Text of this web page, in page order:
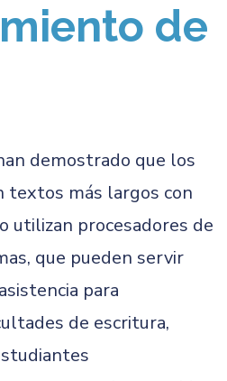
de
demostrado que los
textos más largos con
utilizan procesadores de
que pueden servir
para
de escritura,